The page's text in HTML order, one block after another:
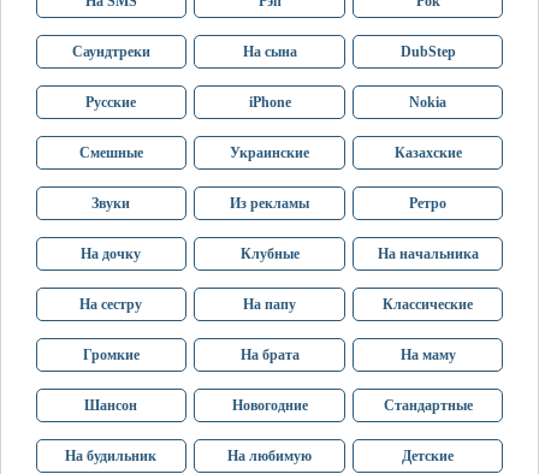
Саундтреки На сына DubStep
Русские iPhone Nokia
Смешные Украинские Казахские
Звуки Из рекламы Ретро
На дочку Клубные На начальника
На сестру На папу Классические
Громкие На брата На маму
Шансон Новогодние Стандартные
На будильник На любимую Детские